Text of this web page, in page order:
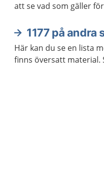
att se vad som gäller
1177 på andra
Här kan du se en lista
finns översatt material.